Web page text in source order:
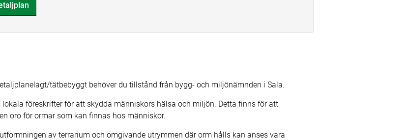
tätbebyggt behöver du tillstånd från bygg- och miljönämnden i Sala.
föreskrifter för att skydda människors hälsa och miljön. Detta finns för att
oro för ormar som kan finnas hos människor.
av terrarium och omgivande utrymmen där orm hålls kan anses vara